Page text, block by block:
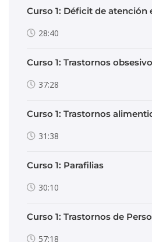
Curso 1: Déficit de atención
28:40
Curso 1: Trastornos
37:28
Curso 1: Trastornos
31:38
Curso 1: Parafilias
30:10
Curso 1: Trastornos de
57:18